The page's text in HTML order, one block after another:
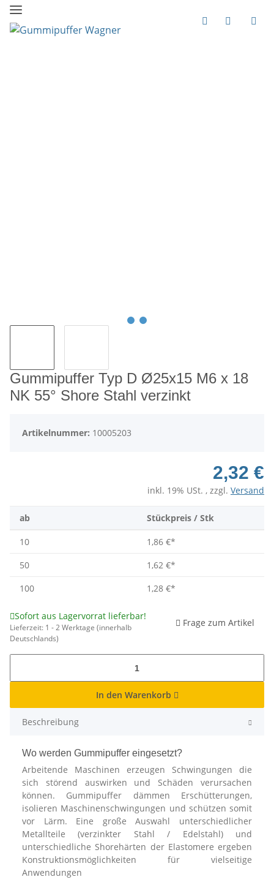
Gummipuffer Typ D Ø25x15 M6 x 18
NK 55° Shore Stahl verzinkt
Artikelnummer: 10005203
2,32 €
inkl. 19% USt. , zzgl. Versand
ab Stückpreis / Stk
10 1,86 €*
50
1,62 €*
100
1,28 €*
Sofort aus Lagervorrat lieferbar!
Lieferzeit: 1 - 2 Werktage (innerhalb
Deutschlands)
Frage zum Artikel
In den Warenkorb
Beschreibung
Wo werden Gummipuffer eingesetzt?
Arbeitende Maschinen erzeugen Schwingungen die
sich störend auswirken und Schäden verursachen
können. Gummipuffer dämmen Erschütterungen,
isolieren Maschinenschwingungen und schützen somit
vor Lärm. Eine große Auswahl unterschiedlicher
Metallteile (verzinkter Stahl / Edelstahl) und
unterschiedliche Shorehärten der Elastomere ergeben
Konstruktionsmöglichkeiten für vielseitige
Anwendungen